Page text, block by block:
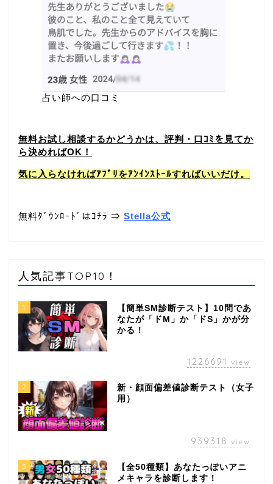
占い師への口コミ
無料お試し相談するかどうかは、評判・口ｺﾐを見てか
ら決めればOK！
気に入らなければｱﾌﾟﾘをｱﾝｲﾝｽﾄｰﾙすればいいだけ。
無料ﾀﾞｳﾝﾛｰﾄﾞはｺﾁﾗ ⇒ Stella公式
人気記事TOP10！
1
【簡単SM診断テスト】10問であ
なたが「ドM」か「ドS」かが分
かる！
1226691 view
2
新・顔面偏差値診断テスト（女子
用）
939318 view
3
【全50種類】あなたっぽいアニ
メキャラを診断します！